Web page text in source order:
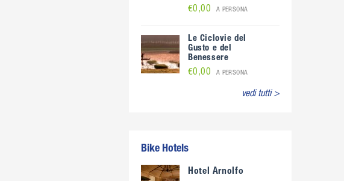
€0,00 A PERSONA
Le Ciclovie del
Gusto e del
Benessere
€0,00 A PERSONA
vedi tutti >
Bike Hotels
Hotel Arnolfo